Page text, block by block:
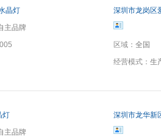
晶灯
主品牌
深圳市龙岗区
区域： 全国
经营模式： 生
灯
主品牌
深圳市龙华新